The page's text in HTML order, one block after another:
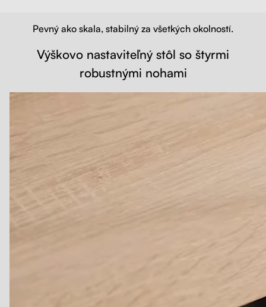
Pevný ako skala, stabilný za všetkých okolností.
Výškovo nastaviteľný stôl so štyrmi
robustnými nohami